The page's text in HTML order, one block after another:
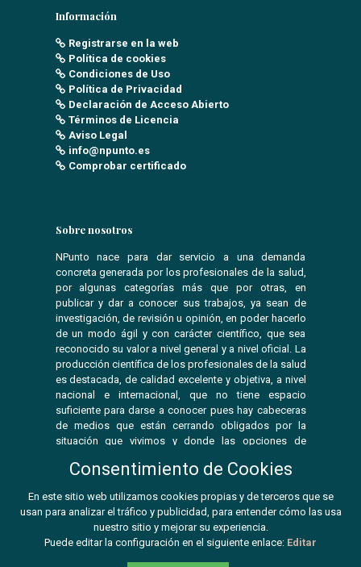
Información
Registrarse en la web
Política de cookies
Condiciones de Uso
Política de Privacidad
Declaración de Acceso Abierto
Términos de Licencia
Aviso Legal
info@npunto.es
Comprobar certificado
Sobre nosotros
NPunto nace para dar servicio a una demanda
concreta generada por los profesionales de la salud,
por algunas categorías más que por otras, en
publicar y dar a conocer sus trabajos, ya sean de
investigación, de revisión u opinión, en poder hacerlo
de un modo ágil y con carácter científico, que sea
reconocido su valor a nivel general y a nivel oficial. La
producción científica de los profesionales de la salud
es destacada, de calidad excelente y objetiva, a nivel
nacional e internacional, que no tiene espacio
suficiente para darse a conocer pues hay cabeceras
de medios que están cerrando obligados por la
situación que vivimos y donde las opciones de
© 2026 Npunto
ISSN: 2603-9680 -
Consentimiento de Cookies
En este sitio web utilizamos cookies propias y de terceros que se
usan para analizar el tráfico y publicidad, para entender cómo las usa
nuestro sitio y mejorar su experiencia.
Puede editar la configuración en el siguiente enlace: Editar